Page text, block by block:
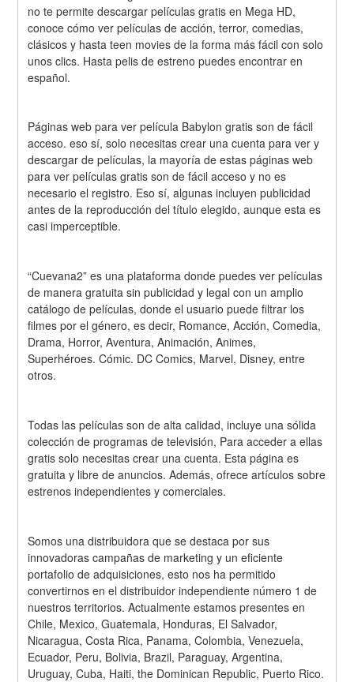
no te permite descargar películas gratis en Mega HD,
conoce cómo ver películas de acción, terror, comedias,
clásicos y hasta teen movies de la forma más fácil con solo
unos clics. Hasta pelis de estreno puedes encontrar en
español.
Páginas web para ver película Babylon gratis son de fácil
acceso. eso sí, solo necesitas crear una cuenta para ver y
descargar de películas, la mayoría de estas páginas web
para ver películas gratis son de fácil acceso y no es
necesario el registro. Eso sí, algunas incluyen publicidad
antes de la reproducción del título elegido, aunque esta es
casi imperceptible.
“Cuevana2” es una plataforma donde puedes ver películas
de manera gratuita sin publicidad y legal con un amplio
catálogo de películas, donde el usuario puede filtrar los
filmes por el género, es decir, Romance, Acción, Comedia,
Drama, Horror, Aventura, Animación, Animes,
Superhéroes. Cómic. DC Comics, Marvel, Disney, entre
otros.
Todas las películas son de alta calidad, incluye una sólida
colección de programas de televisión, Para acceder a ellas
gratis solo necesitas crear una cuenta. Esta página es
gratuita y libre de anuncios. Además, ofrece artículos sobre
estrenos independientes y comerciales.
Somos una distribuidora que se destaca por sus
innovadoras campañas de marketing y un eficiente
portafolio de adquisiciones, esto nos ha permitido
convertirnos en el distribuidor independiente número 1 de
nuestros territorios. Actualmente estamos presentes en
Chile, Mexico, Guatemala, Honduras, El Salvador,
Nicaragua, Costa Rica, Panama, Colombia, Venezuela,
Ecuador, Peru, Bolivia, Brazil, Paraguay, Argentina,
Uruguay, Cuba, Haiti, the Dominican Republic, Puerto Rico.